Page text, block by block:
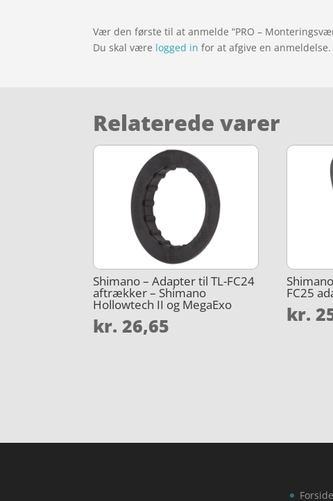
Vær den første til at anmelde “PRO –
Du skal være logged in for at afgive en anmeldelse.
Relaterede varer
Shimano – Adapter til TL-FC24
aftrækker – Shimano
Hollowtech II og MegaExo
kr. 26,65
FC25
kr.
Forside